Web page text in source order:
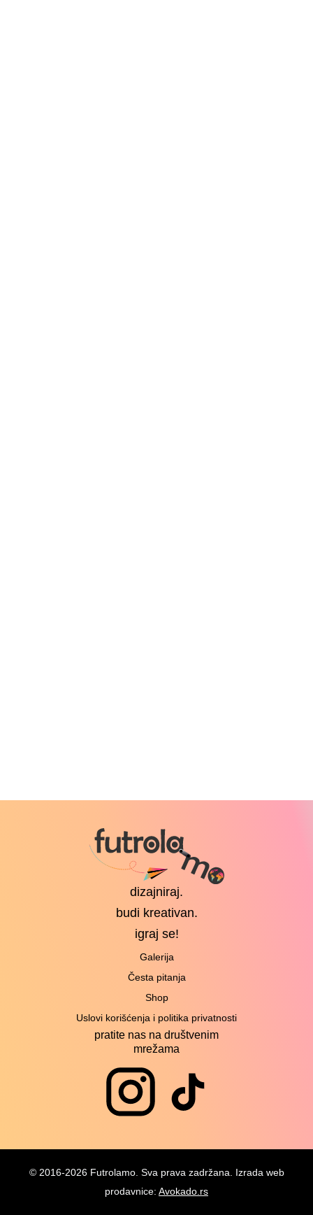
dizajniraj.
budi kreativan.
igraj se!
Galerija
Česta pitanja
Shop
Uslovi korišćenja i politika privatnosti
pratite nas na društvenim
mrežama
© 2016-2026 Futrolamo. Sva prava zadržana. Izrada web
prodavnice: Avokado.rs